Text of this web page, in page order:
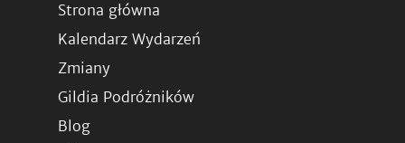
Strona główna
Kalendarz Wydarzeń
Zmiany
Gildia Podróżników
Blog